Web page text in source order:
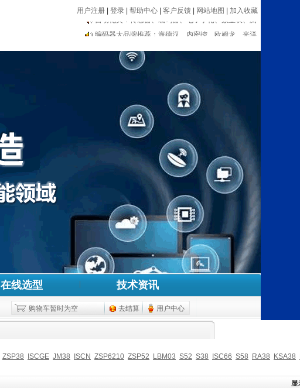
用户注册 登录 帮助中心 客户反馈 网站地图 加入收藏
速器等设备
编码器大品牌推荐：海德汉、内密控、欧姆龙、光洋
自动化类：传感器、编码器、电子手轮、数显表、测
在线选型 技术资讯
购物车暂时为空 去结算 用户中心
ZSP38 ISCGE JM38 ISCN ZSP6210 ZSP52 LBM03 S52 S38 ISC66 S58 RA38 KSA38
显